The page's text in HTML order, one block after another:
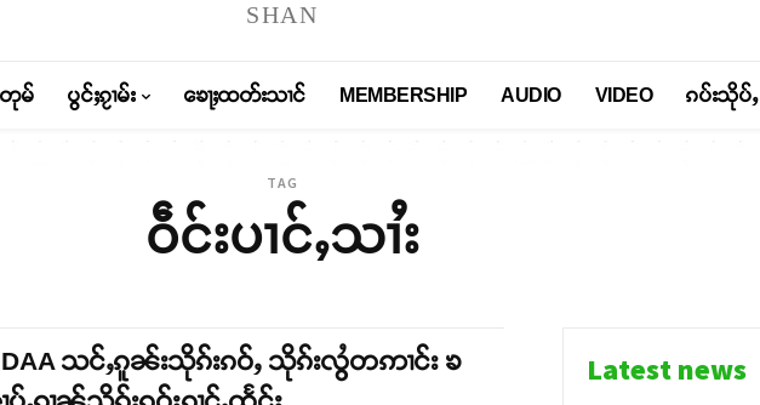
SHAN
တုမ် ပွင်ႈၵႂၢမ်း ၶေႃႈထတ်းသၢင် MEMBERSHIP AUDIO VIDEO ၵပ်းသိုပ်ႇ
TAG
ဝဵင်းပၢင်ႇသၢႆး
သင်ႇၵူၼ်းသိုၵ်းၵဝ်ႇ သိုၵ်းလွႆတဢၢင်း ၶ
Latest news